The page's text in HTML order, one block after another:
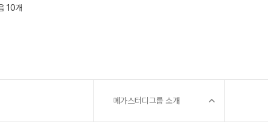
메가스터디그룹 소개